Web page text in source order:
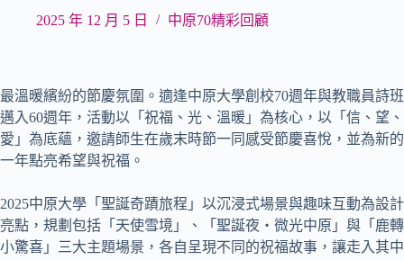
2025 年 12 月 5 日 中原70精彩回顧
最溫暖繽紛的節慶氛圍。適逢中原大學創校70週年與教職員詩班
邁入60週年，活動以「祝福、光、溫暖」為核心，以「信、望、
愛」為底蘊，邀請師生在歲末時節一同感受節慶喜悅，並為新的
一年點亮希望與祝福。
2025中原大學「聖誕奇蹟旅程」以沉浸式場景與趣味互動為設計
亮點，規劃包括「天使雪境」、「聖誕夜・微光中原」與「鹿轉
小驚喜」三大主題場景，各自呈現不同的祝福故事，讓走入其中